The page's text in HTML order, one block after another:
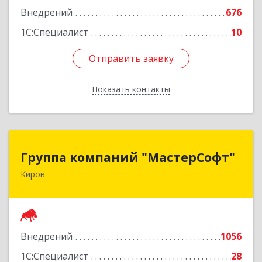
Внедрений
676
1С:Специалист
10
Отправить заявку
Показать контакты
Подробнее
Отправить заявку
Назад
Группа компаний "МастерСофт"
Киров
Внедрений
1056
1С:Специалист
28
Группа компаний "МастерСофт"
610017, Кировская обл, Киров г, Маклина ул,